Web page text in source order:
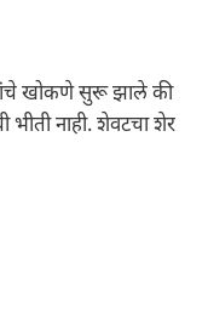
खोकणे सुरू झाले की
भीती नाही. शेवटचा शेर